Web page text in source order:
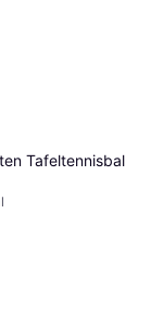
Tafeltennisbal